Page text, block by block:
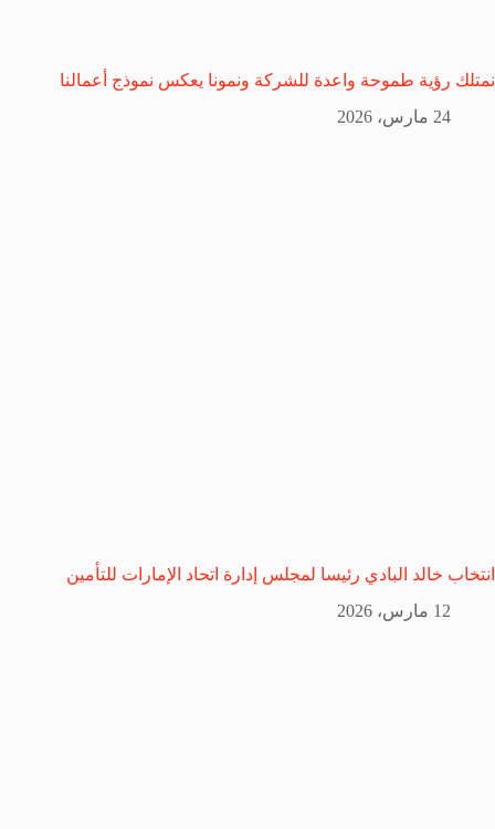
نمتلك رؤية طموحة واعدة للشركة ونمونا يعكس نموذج أعمالنا
24 مارس، 2026
انتخاب خالد البادي رئيسا لمجلس إدارة اتحاد الإمارات للتأمين
12 مارس، 2026